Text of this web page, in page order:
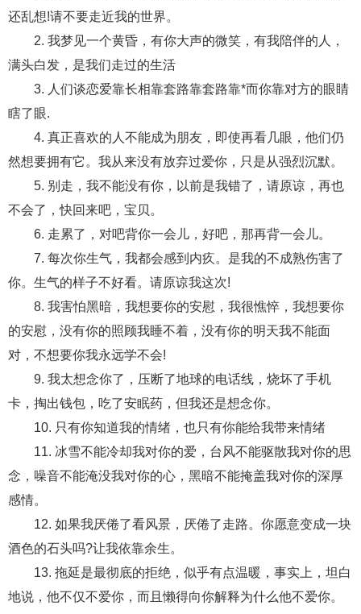
财产分割 外遇
变心 感人 伤感 婚姻问题 脾气
十二生肖
异地恋 明星 气质 美妆 情感挽回
化妆 挽留前任 避孕 挽回男友 孕妇食谱
挽回老公 产检
经营婚姻 婚姻修复 孕早期 感情挽回
备孕 产后恢复 减肥 月子
产妇食谱 同性恋 交往 搭讪 光棍节
其他
还乱想!请不要走近我的世界。
2. 我梦见一个黄昏，有你大声的微笑，有我陪伴的人，
满头白发，是我们走过的生活
3. 人们谈恋爱靠长相靠套路靠套路靠*而你靠对方的眼睛
瞎了眼.
4. 真正喜欢的人不能成为朋友，即使再看几眼，他们仍
然想要拥有它。我从来没有放弃过爱你，只是从强烈沉默。
5. 别走，我不能没有你，以前是我错了，请原谅，再也
不会了，快回来吧，宝贝。
6. 走累了，对吧背你一会儿，好吧，那再背一会儿。
7. 每次你生气，我都会感到内疚。是我的不成熟伤害了
你。生气的样子不好看。请原谅我这次!
8. 我害怕黑暗，我想要你的安慰，我很憔悴，我想要你
的安慰，没有你的照顾我睡不着，没有你的明天我不能面
对，不想要你我永远学不会!
9. 我太想念你了，压断了地球的电话线，烧坏了手机
卡，掏出钱包，吃了安眠药，但我还是想念你。
10. 只有你知道我的情绪，也只有你能给我带来情绪
11. 冰雪不能冷却我对你的爱，台风不能驱散我对你的思
念，噪音不能淹没我对你的心，黑暗不能掩盖我对你的深厚
感情。
12. 如果我厌倦了看风景，厌倦了走路。你愿意变成一块
酒色的石头吗?让我依靠余生。
13. 拖延是最彻底的拒绝，似乎有点温暖，事实上，坦白
地说，他不仅不爱你，而且懒得向你解释为什么他不爱你。